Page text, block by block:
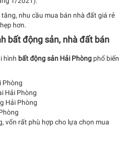
nhu cầu mua bán nhà đất giá rẻ
hơn.
bất động sản, nhà đất bán
hình bất động sản Hải Phòng phổ biến
Phòng
Hải Phòng
Hải Phòng
vốn rất phù hợp cho lựa chọn mua